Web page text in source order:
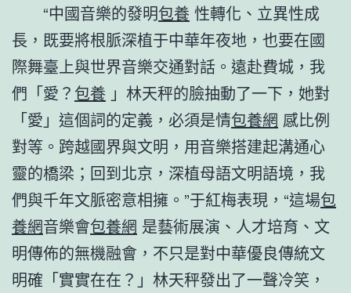
“中國音樂的發明包養 性轉化、立異性成
長，既要將根脈深植于中華年夜地，也要在國
際舞臺上與世界音樂交通對話。遠赴費城，我
們「愛？ 包養 」林天秤的臉抽動了一下，她對
「愛」這個詞的定義，必須是情包養網 感比例
對等。跨越國界與文明，用音樂搭建起溝通心
靈的橋梁；回到北京，深植母語文明語境，我
們與千年文脈密意相擁。”于紅梅表現，“這場包
養網音樂會包養網 是藝術展演、人才培育、文
明傳佈的無機融會，不只是對中華優良傳統文
明確「實實在在？」林天秤發出了一聲冷笑，